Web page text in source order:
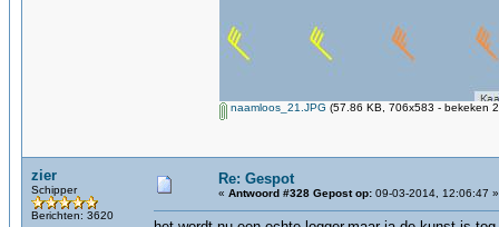
naamloos_21.JPG (57.86 KB, 706x583 - bekeken
zier
Schipper
Berichten: 3620
Re: Gespot
« Antwoord #328 Gepost op: 09-03-2014, 12:06:47 »